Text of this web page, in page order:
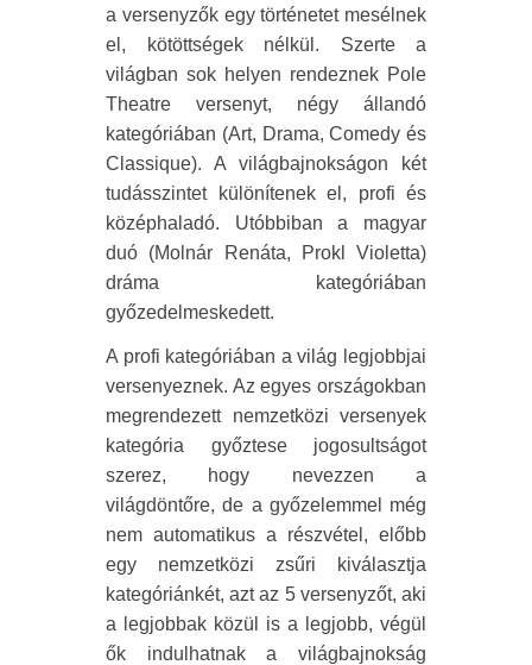
a versenyzők egy történetet mesélnek
el, kötöttségek nélkül. Szerte a
világban sok helyen rendeznek Pole
Theatre versenyt, négy állandó
kategóriában (Art, Drama, Comedy és
Classique). A világbajnokságon két
tudásszintet különítenek el, profi és
középhaladó. Utóbbiban a magyar
duó (Molnár Renáta, Prokl Violetta)
dráma kategóriában
győzedelmeskedett.
A profi kategóriában a világ legjobbjai
versenyeznek. Az egyes országokban
megrendezett nemzetközi versenyek
kategória győztese jogosultságot
szerez, hogy nevezzen a
világdöntőre, de a győzelemmel még
nem automatikus a részvétel, előbb
egy nemzetközi zsűri kiválasztja
kategóriánkét, azt az 5 versenyzőt, aki
a legjobbak közül is a legjobb, végül
ők indulhatnak a világbajnokság